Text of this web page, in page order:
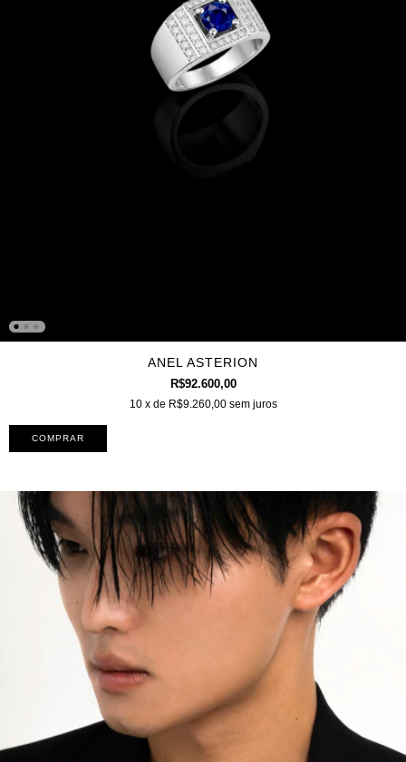
ANEL ASTERION
R$92.600,00
10 x de R$9.260,00 sem juros